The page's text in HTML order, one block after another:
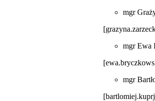
mgr
mgr Ewa
mgr